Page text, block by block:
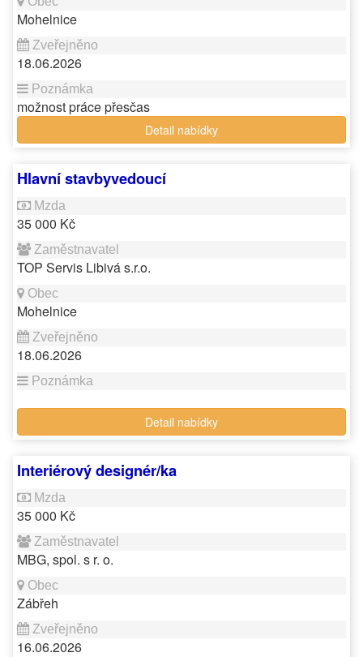
Mohelnice
18.06.2026
možnost práce přesčas
Detail nabídky
Hlavní stavbyvedoucí
35 000 Kč
TOP Servis Libivá s.r.o.
Mohelnice
18.06.2026
Detail nabídky
Interiérový designér/ka
35 000 Kč
MBG, spol. s r. o.
Zábřeh
16.06.2026